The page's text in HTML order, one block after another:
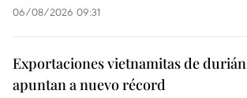
06/08/2026 09:31
Exportaciones vietnamitas de durián
apuntan a nuevo récord